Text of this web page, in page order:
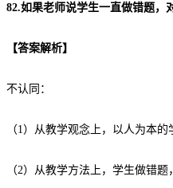
82.如果老师说学生一直做错题，
【答案解析】
不认同：
（1）从教学观念上，以人为本
（2）从教学方法上，学生做错